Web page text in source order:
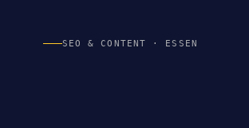
SEO & CONTENT · ESSEN